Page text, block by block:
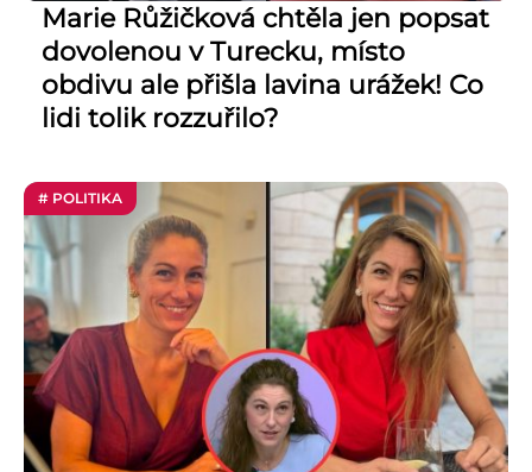
Marie Růžičková chtěla jen popsat
dovolenou v Turecku, místo
obdivu ale přišla lavina urážek! Co
lidi tolik rozzuřilo?
# POLITIKA